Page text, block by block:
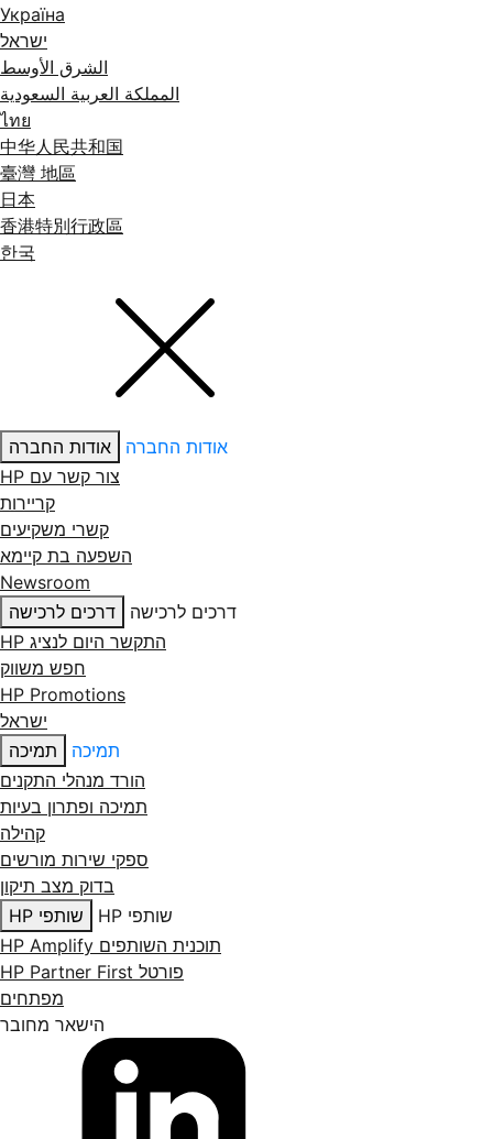
Україна
ישראל
الشرق الأوسط
المملكة العربية السعودية
ไทย
中华人民共和国
臺灣 地區
日本
香港特別行政區
한국
אודות החברה
אודות החברה
צור קשר עם ‏HP
קריירות
קשרי משקיעים
השפעה בת קיימא
Newsroom
דרכים לרכישה
דרכים לרכישה
התקשר היום לנציג HP
חפש משווק
HP Promotions
ישראל
תמיכה
תמיכה
הורד מנהלי התקנים
תמיכה ופתרון בעיות
קהילה
ספקי שירות מורשים
בדוק מצב תיקון
שותפי HP
שותפי HP
תוכנית השותפים HP Amplify
פורטל HP Partner First
מפתחים
הישאר מחובר